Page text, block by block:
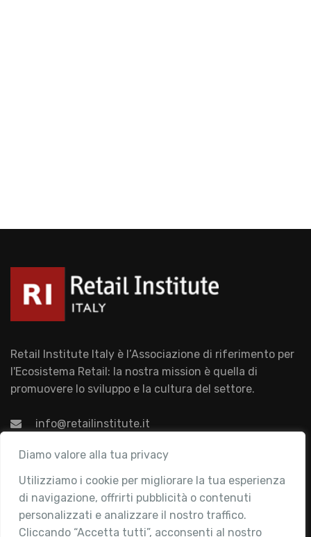
Diamo valore alla tua privacy
Utilizziamo i cookie per migliorare la tua esperienza
di navigazione, offrirti pubblicità o contenuti
personalizzati e analizzare il nostro traffico.
Cliccando “Accetta tutti”, acconsenti al nostro
Retail Institute Italy è l’Associazione di riferimento per
l'Ecosistema Retail: la nostra mission è quella di
promuovere lo sviluppo e la cultura del settore.
info@retailinstitute.it
Associazione
Chi siamo
Attività
Contatti